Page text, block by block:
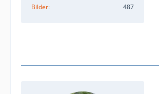
Bilder
487